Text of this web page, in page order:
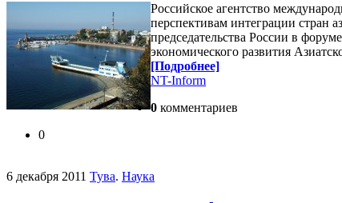
Российское агентство
перспективам интеграции стран
председательства России в
экономического развития
[Подробнее]
NT-Inform
0 комментариев
0
6 декабря 2011 Тува. Наука